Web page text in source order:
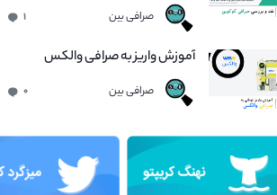
صرافی بین ۱
آموزش واریز به صرافی والکس
صرافی بین ۰